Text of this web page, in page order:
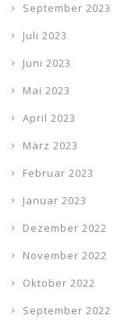
September 2023
Juli 2023
Juni 2023
Mai 2023
April 2023
März 2023
Februar 2023
Januar 2023
Dezember 2022
November 2022
Oktober 2022
September 2022